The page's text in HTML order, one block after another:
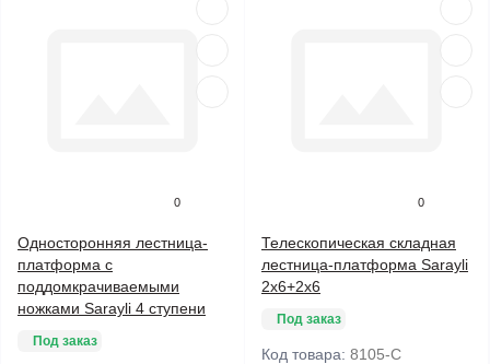
0
Односторонняя лестница-
платформа с
поддомкрачиваемыми
ножками Sarayli 4 ступени
Под заказ
0
Телескопическая складная
лестница-платформа Sarayli
2x6+2x6
Под заказ
Код товара: 8105-C